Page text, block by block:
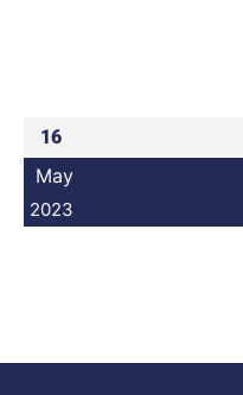
16
May
2023